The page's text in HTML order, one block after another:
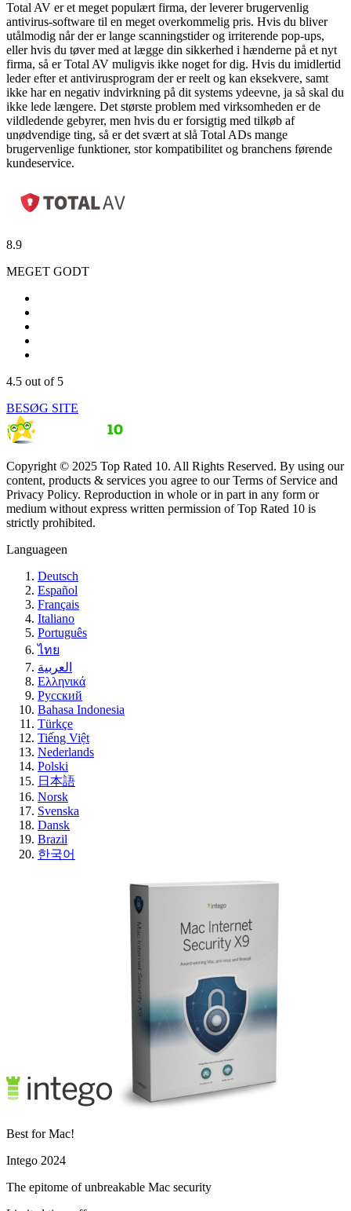
Total AV er et meget populært firma, der leverer brugervenlig
antivirus-software til en meget overkommelig pris. Hvis du bliver
utålmodig når der er lange scanningstider og irriterende pop-ups,
eller hvis du tøver med at lægge din sikkerhed i hænderne på et nyt
firma, så er Total AV muligvis ikke noget for dig. Hvis du imidlertid
leder efter et antivirusprogram der er reelt og kan eksekvere, samt
ikke har en negativ indvirkning på dit systems ydeevne, ja så skal du
ikke lede længere. Det største problem med virksomheden er de
vildledende gebyrer, men hvis du er forsigtig med tilkøb af
unødvendige ting, så er det svært at slå Total ADs mange
brugervenlige funktioner, stor kompatibilitet og branchens førende
kundeservice.
8.9
MEGET GODT
4.5 out of 5
BESØG SITE
Copyright © 2025 Top Rated 10. All Rights Reserved. By using our
content, products & services you agree to our Terms of Service and
Privacy Policy. Reproduction in whole or in part in any form or
medium without express written permission of Top Rated 10 is
strictly prohibited.
Languageen
Deutsch
Español
Français
Italiano
Português
ไทย
العربية
Ελληνικά
Русский
Bahasa Indonesia
Türkçe
Tiếng Việt
Nederlands
Polski
日本語
Norsk
Svenska
Dansk
Brazil
한국어
Best for Mac!
Intego 2024
The epitome of unbreakable Mac security